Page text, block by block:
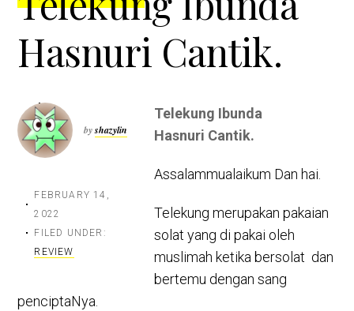
Hasnuri Cantik.
byshazylin
FEBRUARY 14,
2022
FILED UNDER:
REVIEW
Telekung Ibunda
Hasnuri Cantik.
Assalammualaikum Dan hai.
Telekung merupakan pakaian
solat yang di pakai oleh
muslimah ketika bersolat dan
bertemu dengan sang
penciptaNya.